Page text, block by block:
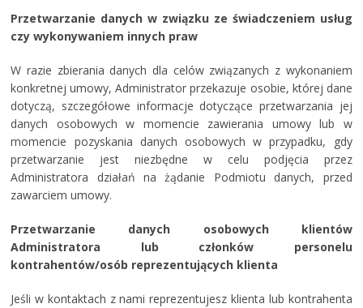
Przetwarzanie danych w związku ze świadczeniem usług
czy wykonywaniem innych praw
W razie zbierania danych dla celów związanych z wykonaniem
konkretnej umowy, Administrator przekazuje osobie, której dane
dotyczą, szczegółowe informacje dotyczące przetwarzania jej
danych osobowych w momencie zawierania umowy lub w
momencie pozyskania danych osobowych w przypadku, gdy
przetwarzanie jest niezbędne w celu podjęcia przez
Administratora działań na żądanie Podmiotu danych, przed
zawarciem umowy.
Przetwarzanie danych osobowych klientów
Administratora lub członków personelu
kontrahentów/osób reprezentujących klienta
Jeśli w kontaktach z nami reprezentujesz klienta lub kontrahenta